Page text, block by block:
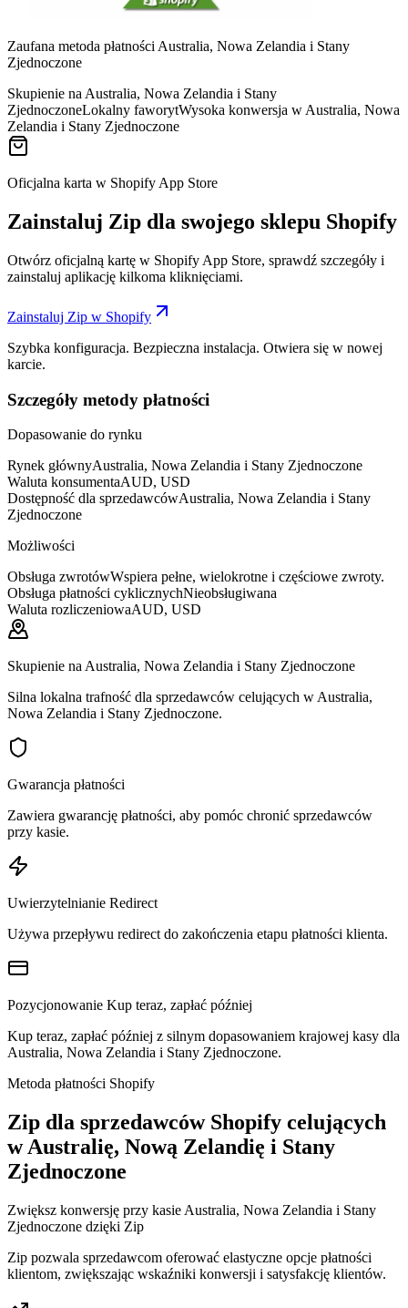
Zaufana metoda płatności Australia, Nowa Zelandia i Stany
Zjednoczone
Skupienie na Australia, Nowa Zelandia i Stany
ZjednoczoneLokalny faworytWysoka konwersja w Australia, Nowa
Zelandia i Stany Zjednoczone
Oficjalna karta w Shopify App Store
Zainstaluj Zip dla swojego sklepu Shopify
Otwórz oficjalną kartę w Shopify App Store, sprawdź szczegóły i
zainstaluj aplikację kilkoma kliknięciami.
Zainstaluj Zip w Shopify
Szybka konfiguracja. Bezpieczna instalacja. Otwiera się w nowej
karcie.
Szczegóły metody płatności
Dopasowanie do rynku
Rynek głównyAustralia, Nowa Zelandia i Stany Zjednoczone
Waluta konsumentaAUD, USD
Dostępność dla sprzedawcówAustralia, Nowa Zelandia i Stany
Zjednoczone
Możliwości
Obsługa zwrotówWspiera pełne, wielokrotne i częściowe zwroty.
Obsługa płatności cyklicznychNieobsługiwana
Waluta rozliczeniowaAUD, USD
Skupienie na Australia, Nowa Zelandia i Stany Zjednoczone
Silna lokalna trafność dla sprzedawców celujących w Australia,
Nowa Zelandia i Stany Zjednoczone.
Gwarancja płatności
Zawiera gwarancję płatności, aby pomóc chronić sprzedawców
przy kasie.
Uwierzytelnianie Redirect
Używa przepływu redirect do zakończenia etapu płatności klienta.
Pozycjonowanie Kup teraz, zapłać później
Kup teraz, zapłać później z silnym dopasowaniem krajowej kasy dla
Australia, Nowa Zelandia i Stany Zjednoczone.
Metoda płatności Shopify
Zip dla sprzedawców Shopify celujących
w Australię, Nową Zelandię i Stany
Zjednoczone
Zwiększ konwersję przy kasie Australia, Nowa Zelandia i Stany
Zjednoczone dzięki Zip
Zip pozwala sprzedawcom oferować elastyczne opcje płatności
klientom, zwiększając wskaźniki konwersji i satysfakcję klientów.